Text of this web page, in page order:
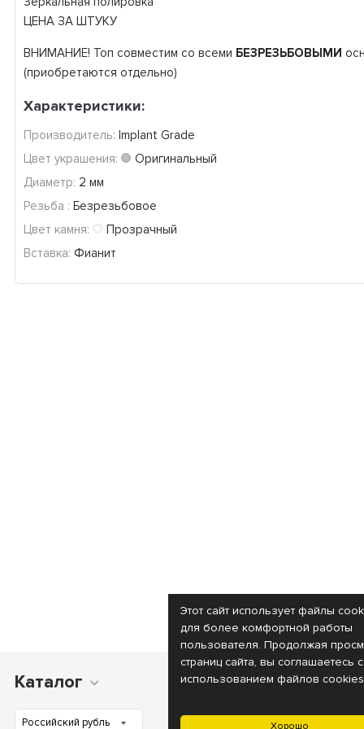
Хорошо
Этот сайт использует файлы
для более комфортной работы
пользователя. Продолжая
страниц сайта, вы соглашаетесь с
использованием файлов
ЦЕНА ЗА ШТУКУ
ВНИМАНИЕ! Топ совместим со всеми БЕЗРЕЗЬБОВЫМИ
(приобретаются отдельно)
Характеристики:
Производитель:Implant Grade
Цвет украшения:
Оригинальный
Диаметр: 2 мм
Резьба :Безрезьбовое
Цвет камня:
Прозрачный
Вставка:Фианит
Каталог Покупателям